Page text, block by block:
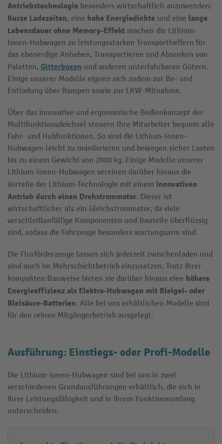
Antriebstechnologie besonders wirtschaftlich anzuwenden:
Kurze Ladezeiten, eine hohe Energiedichte und eine lange
Lebensdauer ohne Memory-Effekt machen die Lithium-
Ionen-Hubwagen zu leistungsstarken Transporthelfern für
das ebenerdige Anheben, Transportieren und Absenken von
Paletten, Gitterboxen und anderen unterfahrbaren Gütern.
Einige unserer Modelle eignen sich zudem zur Be- und
Entladung über Rampen sowie zur LKW-Mitnahme.
Über das innovative und ergonomische Bedienkonzept der
Multifunktionsdeichsel steuern Ihre Mitarbeiter bequem alle
Fahr- und Hubfunktionen. So sind die Lithium-Ionen-
Hubwagen leicht zu manövrieren und bewegen sicher Lasten
bis zu einem Gewicht von 2000 kg. Einige Modelle unserer
Lithium-Ionen-Hubwagen vereinen darüber hinaus die
Vorteile der Lithium-Technologie mit einem innovativen
Antrieb durch einen Drehstrommotor. Dieser ist
wirtschaftlicher als ein Gleichstrommotor, da viele
verschleißanfällige Komponenten und Bauteile überflüssig
sind, sodass die Fahrzeuge besonders wartungsarm sind.
Die Flurförderzeuge lassen sich jederzeit zwischenladen und
sind auch im Mehrschichtbetrieb einzusetzen. Trotz ihrer
kompakten Bauweise bieten sie darüber hinaus eine höhere
Energieeffizienz als Elektro-Hubwagen mit Bleigel- oder
Bleisäure-Batterien. Alle bei uns erhältlichen Modelle sind
für den reinen Mitgängerbetrieb ausgelegt.
Ausführung: Einstiegs- oder Profi-Modelle
Die Lithium-Ionen-Hubwagen sind bei uns in zwei
verschiedenen Grundausführungen erhältlich, die sich in
ihrer Leistungsfähigkeit und in ihrem Funktionsumfang
unterscheiden: